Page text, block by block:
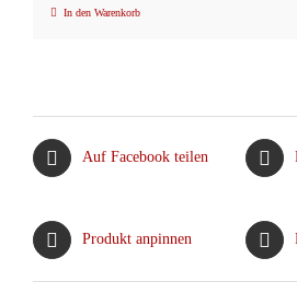
In den Warenkorb
Auf Facebook teilen
Produkt anpinnen